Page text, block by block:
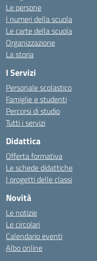
Le persone
I numeri della scuola
Le carte della scuola
Organizzazione
La storia
I Servizi
Personale scolastico
Famiglie e studenti
Percorsi di studio
Tutti i servizi
Didattica
Offerta formativa
Le schede didattiche
I progetti delle classi
Novità
Le notizie
Le circolari
Calendario eventi
Albo online